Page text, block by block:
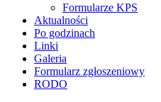
Formularze KPS
Aktualności
Po godzinach
Linki
Galeria
Formularz zgłoszeniowy
RODO